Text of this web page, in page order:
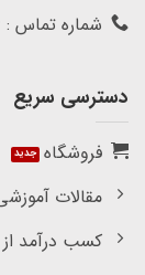
شماره تماس : 09308804626
دسترسی سریع
فروشگاه
مقالات
کسب درآمد